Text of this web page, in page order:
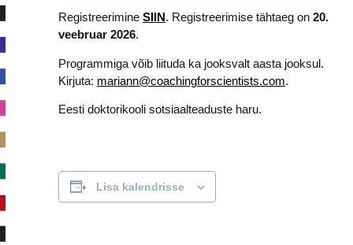
Registreerimine SIIN . Registreerimise tähtaeg on 20.
veebruar 2026.
Programmiga võib liituda ka jooksvalt aasta jooksul.
Kirjuta: mariann@coachingforscientists.com.
Eesti doktorikooli sotsiaalteaduste haru.
Lisa kalendrisse